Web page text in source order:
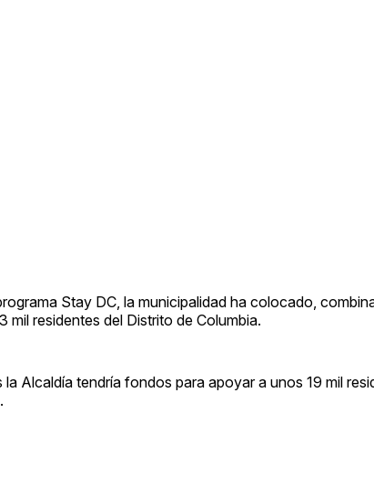
Stay DC, la municipalidad ha colocado,
residentes del Distrito de Columbia.
Alcaldía tendría fondos para apoyar a unos 19 mil